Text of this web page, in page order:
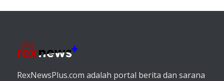
RexNewsPlus.com adalah portal berita dan sarana